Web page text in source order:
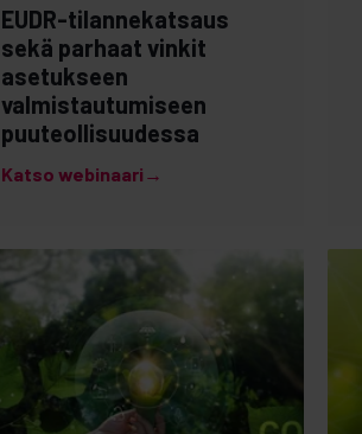
EUDR-tilannekatsaus
sekä parhaat vinkit
asetukseen
valmistautumiseen
puuteollisuudessa
Katso webinaari→